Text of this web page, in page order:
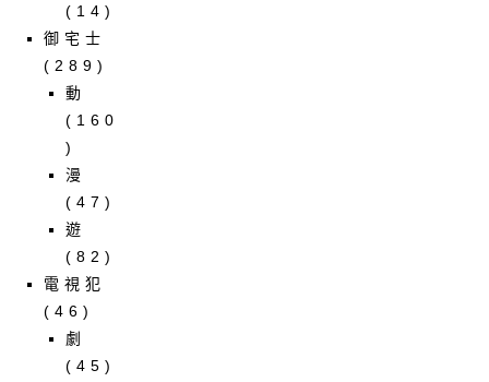
(14)
御宅士
(289)
動
(160
)
漫
(47)
遊
(82)
電視犯
(46)
劇
(45)